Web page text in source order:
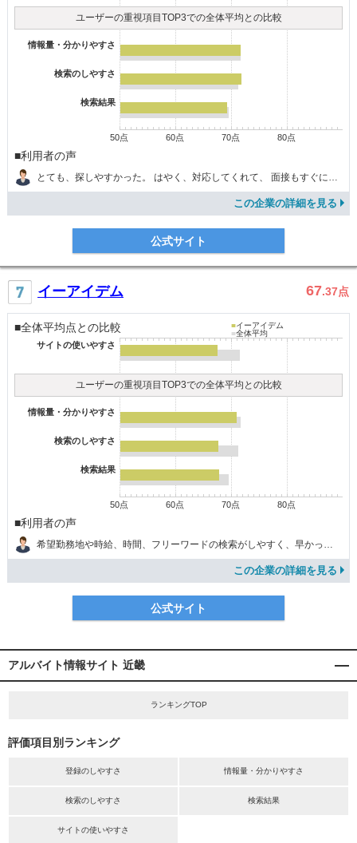
ユーザーの重視項目TOP3での全体平均との比較
情報量・分かりやすさ
検索のしやすさ
検索結果
50点 60点 70点 80点
■利用者の声
とても、探しやすかった。 はやく、対応してくれて、 面接もすぐにしてもらえた
この企業の詳細を見る
公式サイト
イーアイデム 67.37点
■全体平均点との比較 ■イーアイデム
■全体平均
サイトの使いやすさ
ユーザーの重視項目TOP3での全体平均との比較
情報量・分かりやすさ
検索のしやすさ
検索結果
50点 60点 70点 80点
■利用者の声
希望勤務地や時給、時間、フリーワードの検索がしやすく、早かった。
この企業の詳細を見る
公式サイト
アルバイト情報サイト 近畿
ランキングTOP
評価項目別ランキング
登録のしやすさ 情報量・分かりやすさ
検索のしやすさ 検索結果
サイトの使いやすさ